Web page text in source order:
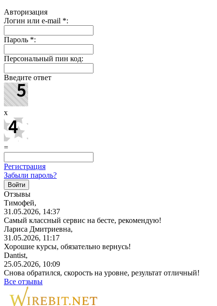
Авторизация
Логин или e-mail *:
Пароль *:
Персональный пин код:
Введите ответ
x
=
Регистрация
Забыли пароль?
Отзывы
Тимофей,
31.05.2026, 14:37
Самый классный сервис на бесте, рекомендую!
Лариса Дмитриевна,
31.05.2026, 11:17
Хорошие курсы, обязательно вернусь!
Dantist,
25.05.2026, 10:09
Снова обратился, скорость на уровне, результат отличный!
Все отзывы